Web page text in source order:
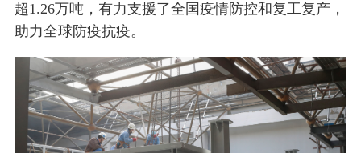
超1.26万吨，有力支援了全国疫情防控和复工复产，
助力全球防疫抗疫。